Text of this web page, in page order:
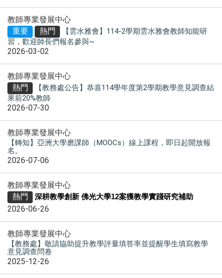
教師專業發展中心
重要
熱門
【雲水雅會】114-2學期雲水雅會教師知能研
習，歡迎師長們報名參與~
2026-03-02
教師專業發展中心
熱門
【教務處公告】恭喜114學年度第2學期教學意見調查結
果前20%教師
2026-07-30
教師專業發展中心
【轉知】亞洲大學磨課師（MOOCs）線上課程，即日起開放報
名。
2026-07-06
教師專業發展中心
熱門
深耕教學創新 佛光大學12案獲教學實踐研究補助
2026-06-26
教師專業發展中心
【教務處】敬請協助提升教學評量填答率並提醒學生填寫教學
意見調查問卷
2025-12-26